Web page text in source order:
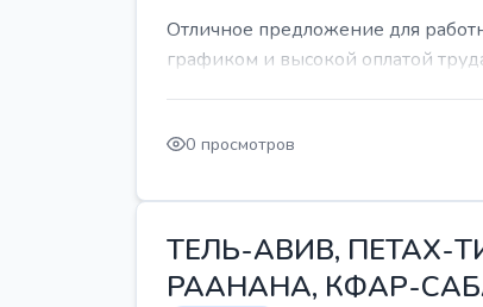
Отличное предложение для
графиком и высокой оплатой
0 просмотров
ТЕЛЬ-АВИВ, ПЕТАХ-
РААНАНА, КФАР-